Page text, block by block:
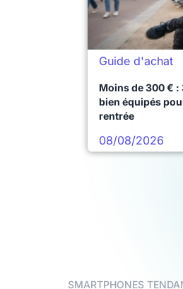
Guide d'achat
Moins de 300 €
bien équipés
rentrée
08/08/2026
SMARTPHONES